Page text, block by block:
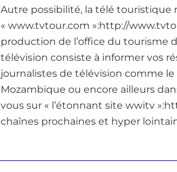
Autre possibilité, la télé touristique
« www.tvtour.com »:http://
production de l’office du tourisme
télévision consiste à informer vos
journalistes de télévision comme le
Mozambique ou encore ailleurs
vous sur « l’étonnant site wwitv
chaînes prochaines et hyper